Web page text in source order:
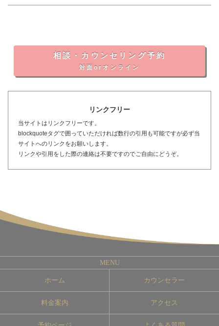
相談・カウンセリング予約
対面orオンライン
リンクフリー
当サイトはリンクフリーです。
blockquoteタグで囲っていただければ数行の引用も可能ですが必ず当
サイトへのリンクをお願いします。
リンクや引用をした際の連絡は不要ですのでご自由にどうぞ。
ホーム カウンセラー
料金案内 アクセス